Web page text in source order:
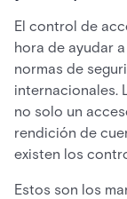
El control de
hora de ayudar
normas de
internacionales.
no solo un
rendición de
existen los
Estos son los